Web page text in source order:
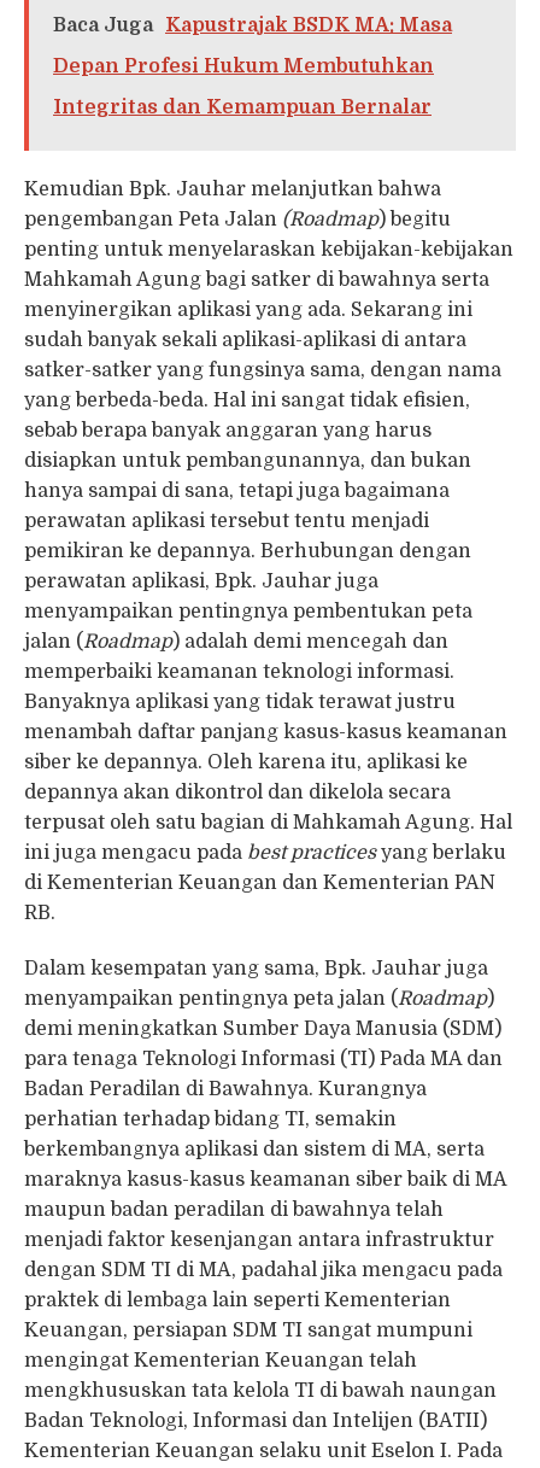
Baca Juga
Kapustrajak BSDK MA: Masa
Depan Profesi Hukum Membutuhkan
Integritas dan Kemampuan Bernalar
Kemudian Bpk. Jauhar melanjutkan bahwa
pengembangan Peta Jalan (Roadmap) begitu
penting untuk menyelaraskan kebijakan-kebijakan
Mahkamah Agung bagi satker di bawahnya serta
menyinergikan aplikasi yang ada. Sekarang ini
sudah banyak sekali aplikasi-aplikasi di antara
satker-satker yang fungsinya sama, dengan nama
yang berbeda-beda. Hal ini sangat tidak efisien,
sebab berapa banyak anggaran yang harus
disiapkan untuk pembangunannya, dan bukan
hanya sampai di sana, tetapi juga bagaimana
perawatan aplikasi tersebut tentu menjadi
pemikiran ke depannya. Berhubungan dengan
perawatan aplikasi, Bpk. Jauhar juga
menyampaikan pentingnya pembentukan peta
jalan (Roadmap) adalah demi mencegah dan
memperbaiki keamanan teknologi informasi.
Banyaknya aplikasi yang tidak terawat justru
menambah daftar panjang kasus-kasus keamanan
siber ke depannya. Oleh karena itu, aplikasi ke
depannya akan dikontrol dan dikelola secara
terpusat oleh satu bagian di Mahkamah Agung. Hal
ini juga mengacu pada best practicesyang berlaku
di Kementerian Keuangan dan Kementerian PAN
RB.
Dalam kesempatan yang sama, Bpk. Jauhar juga
menyampaikan pentingnya peta jalan (Roadmap)
demi meningkatkan Sumber Daya Manusia (SDM)
para tenaga Teknologi Informasi (TI) Pada MA dan
Badan Peradilan di Bawahnya. Kurangnya
perhatian terhadap bidang TI, semakin
berkembangnya aplikasi dan sistem di MA, serta
maraknya kasus-kasus keamanan siber baik di MA
maupun badan peradilan di bawahnya telah
menjadi faktor kesenjangan antara infrastruktur
dengan SDM TI di MA, padahal jika mengacu pada
praktek di lembaga lain seperti Kementerian
Keuangan, persiapan SDM TI sangat mumpuni
mengingat Kementerian Keuangan telah
mengkhususkan tata kelola TI di bawah naungan
Badan Teknologi, Informasi dan Intelijen (BATII)
Kementerian Keuangan selaku unit Eselon I. Pada